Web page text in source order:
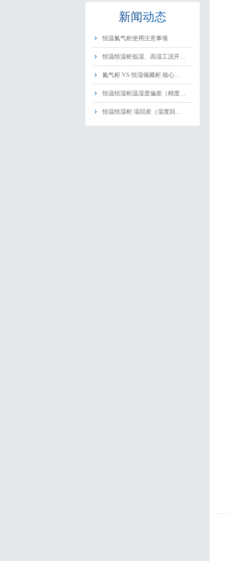
新闻动态
恒温氮气柜使用注意事项
恒温恒湿柜低湿、高湿工况开…
氮气柜 VS 恒湿储藏柜 核心…
恒温恒湿柜温湿度偏差（精度…
恒温恒湿柜 湿回差（湿度回…